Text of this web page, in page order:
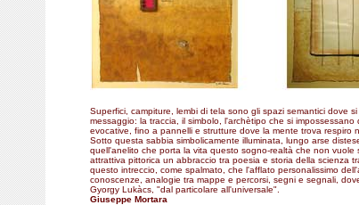
Superfici, campiture, lembi di tela sono gli spazi semantici dove
messaggio: la traccia, il simbolo, l'archètipo che si
evocative, fino a pannelli e strutture dove la mente trova respiro
Sotto questa sabbia simbolicamente illuminata, lungo arse
quell'anelito che porta la vita questo sogno-realtà che non
attrattiva pittorica un abbraccio tra poesia e storia della scienza
questo intreccio, come spalmato, che l'afflato personalissimo
conoscenze, analogie tra mappe e percorsi, segni e segnali,
Gyorgy Lukàcs, "dal particolare all'universale".
Giuseppe Mortara